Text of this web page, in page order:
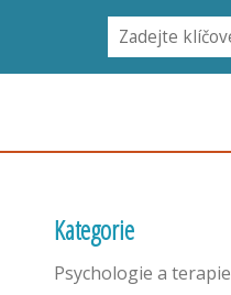
Kategorie
Psychologie a terapie